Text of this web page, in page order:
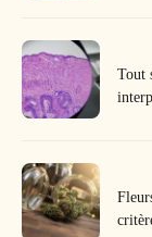
Tout